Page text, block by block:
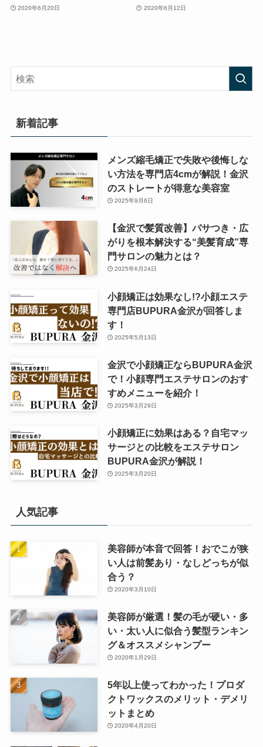
2020年6月20日 2020年6月12日
新着記事
メンズ縮毛矯正で失敗や後悔しな
い方法を専門店4cmが解説！金沢
のストレートが得意な美容室
2025年9月6日
【金沢で髪質改善】パサつき・広
がりを根本解決する“美髪育成”専
門サロンの魅力とは？
2025年6月24日
小顔矯正は効果なし!?小顔エステ
専門店BUPURA金沢が回答しま
す！
2025年5月13日
金沢で小顔矯正ならBUPURA金沢
で！小顔専門エステサロンのおす
すめメニューを紹介！
2025年3月29日
小顔矯正に効果はある？自宅マッ
サージとの比較をエステサロン
BUPURA金沢が解説！
2025年3月20日
人気記事
美容師が本音で回答！おでこが狭
い人は前髪あり・なしどっちが似
合う？
2020年3月10日
美容師が厳選！髪の毛が硬い・多
い・太い人に似合う髪型ランキン
グ＆オススメシャンプー
2020年1月29日
5年以上使ってわかった！プロダ
クトワックスのメリット・デメリ
ットまとめ
2020年4月20日